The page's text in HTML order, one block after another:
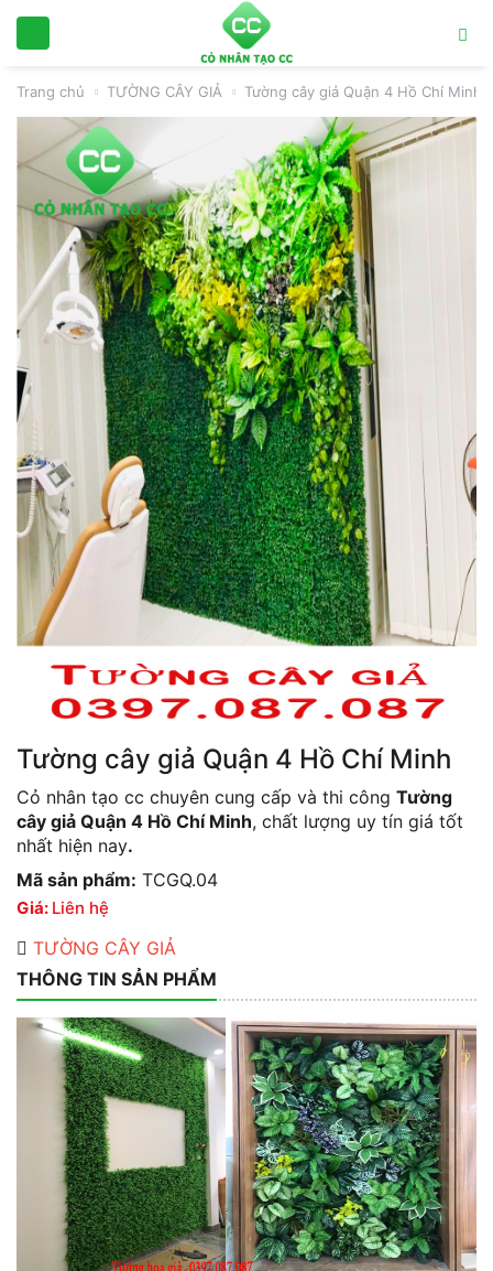
Trang chủ TƯỜNG CÂY GIẢ Tường cây giả Quận 4 Hồ Chí Minh
Tường cây giả Quận 4 Hồ Chí Minh
Cỏ nhân tạo cc chuyên cung cấp và thi công Tường
cây giả Quận 4 Hồ Chí Minh, chất lượng uy tín giá tốt
nhất hiện nay.
Mã sản phẩm: TCGQ.04
Giá: Liên hệ
TƯỜNG CÂY GIẢ
THÔNG TIN SẢN PHẨM